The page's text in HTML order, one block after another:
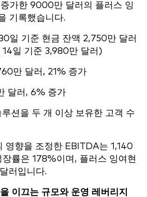
가한 9000만 달러의 플러스 잉
기록했습니다.
일 기준 현금 잔액 2,750만 달러
일 기준 3,980만 달러)
만 달러, 21% 증가
달러, 6% 증가
션을 두 개 이상 보유한 고객 수
영향을 조정한 EBITDA는 1,140
률은 178%이며, 플러스 잉여현
러입니다.
이끄는 규모와 운영 레버리지